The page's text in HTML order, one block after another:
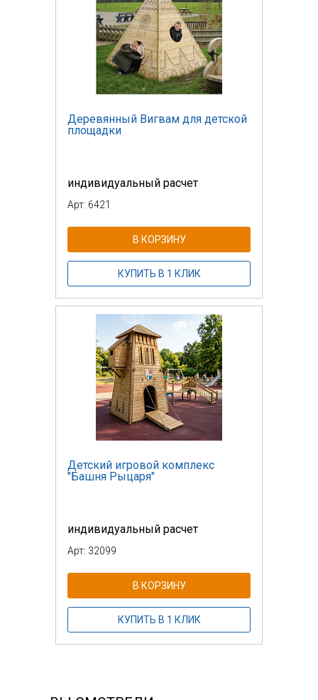
Деревянный Вигвам для детской
площадки
индивидуальный расчет
Арт: 6421
В КОРЗИНУ
КУПИТЬ В 1 КЛИК
Детский игровой комплекс
"Башня Рыцаря"
индивидуальный расчет
Арт: 32099
В КОРЗИНУ
КУПИТЬ В 1 КЛИК